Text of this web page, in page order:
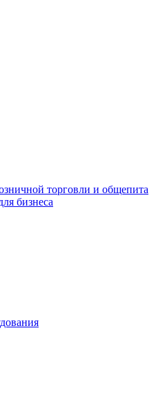
торговли и общепита
бизнеса